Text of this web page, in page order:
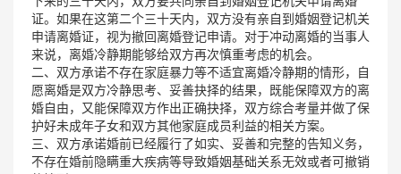
证。如果在这第二个三十天内，双方没有亲自到婚姻登记机关
申请离婚证，视为撤回离婚登记申请。对于冲动离婚的当事人
来说，离婚冷静期能够给双方再次慎重考虑的机会。
二、双方承诺不存在家庭暴力等不适宜离婚冷静期的情形，自
愿离婚是双方冷静思考、妥善抉择的结果，既能保障双方的离
婚自由，又能保障双方作出正确抉择，双方综合考量并做了保
护好未成年子女和双方其他家庭成员利益的相关方案。
三、双方承诺婚前已经履行了如实、妥善和完整的告知义务，
不存在婚前隐瞒重大疾病等导致婚姻基础关系无效或者可撤销